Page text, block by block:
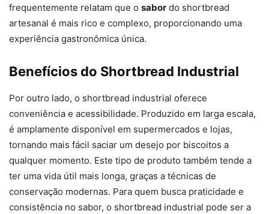
frequentemente relatam que o sabor do shortbread
artesanal é mais rico e complexo, proporcionando uma
experiência gastronômica única.
Benefícios do Shortbread Industrial
Por outro lado, o shortbread industrial oferece
conveniência e acessibilidade. Produzido em larga escala,
é amplamente disponível em supermercados e lojas,
tornando mais fácil saciar um desejo por biscoitos a
qualquer momento. Este tipo de produto também tende a
ter uma vida útil mais longa, graças a técnicas de
conservação modernas. Para quem busca praticidade e
consistência no sabor, o shortbread industrial pode ser a